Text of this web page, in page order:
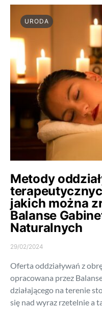
URODA
Metody
jakich można
Balanse
Naturalnych
29/02/2024
Oferta oddziaływań z
opracowana przez
działającego na terenie
się nad wyraz rzetelnie a